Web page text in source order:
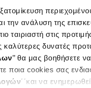
την ανάλυση της
στις
καλύτερες δυνατές
’’ θα μας βοηθήσετε
ποια cookies σας
΄΄και να